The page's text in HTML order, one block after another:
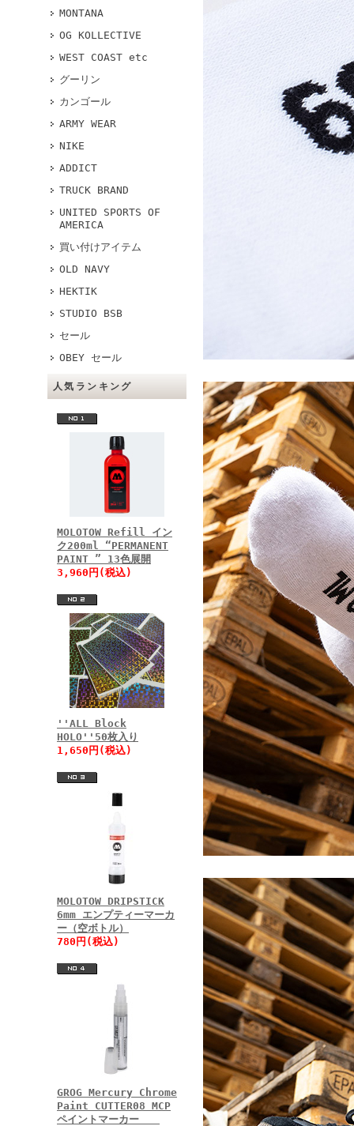
MONTANA
OG KOLLECTIVE
WEST COAST etc
グーリン
カンゴール
ARMY WEAR
NIKE
ADDICT
TRUCK BRAND
UNITED SPORTS OF
AMERICA
買い付けアイテム
OLD NAVY
HEKTIK
STUDIO BSB
セール
OBEY セール
人気ランキング
MOLOTOW Refill イン
ク200ml “PERMANENT
PAINT ” 13色展開
3,960円(税込)
''ALL Block
HOLO''50枚入り
1,650円(税込)
MOLOTOW DRIPSTICK
6mm エンプティーマーカ
ー（空ボトル）
780円(税込)
GROG Mercury Chrome
Paint CUTTER08 MCP
ペイントマーカー